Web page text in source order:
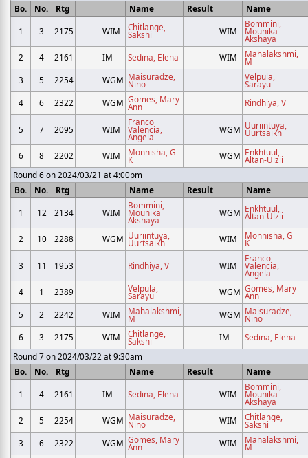
Bo.
No. Rtg Name Result Name
1 3 2175 WIM Chitlange,
Sakshi WIM
Bommini,
Mounika
Akshaya
2
4 2161 IM Sedina, Elena WIM Mahalakshmi,
M
3
5 2254 WGM Maisuradze,
Nino
Velpula,
Sarayu
4
6 2322 WGM Gomes, Mary
Ann Rindhiya, V
5 7 2095 WIM
Franco
Valencia,
Angela
WGM Uuriintuya,
Uurtsaikh
6 8 2202 WIM Monnisha, G
K WGM Enkhtuul,
Altan-Ulzii
Round 6 on 2024/03/21 at 4:00pm
Bo.
No. Rtg Name Result Name
1 12 2134 WIM
Bommini,
Mounika
Akshaya
WGM Enkhtuul,
Altan-Ulzii
2 10 2288 WGM Uuriintuya,
Uurtsaikh WIM Monnisha, G
K
3 11 1953 Rindhiya, V WIM
Franco
Valencia,
Angela
4
1 2389 Velpula,
Sarayu WGM Gomes, Mary
Ann
5
2 2242 WIM Mahalakshmi,
M WGM Maisuradze,
Nino
6
3 2175 WIM Chitlange,
Sakshi IM
Sedina, Elena
Round 7 on 2024/03/22 at 9:30am
Bo.
No. Rtg Name Result Name
1 4 2161 IM Sedina, Elena WIM
Bommini,
Mounika
Akshaya
2
5 2254 WGM Maisuradze,
Nino WIM Chitlange,
Sakshi
3
6 2322 WGM Gomes, Mary
Ann WIM Mahalakshmi,
M